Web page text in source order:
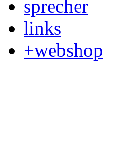
sprecher
links
+webshop